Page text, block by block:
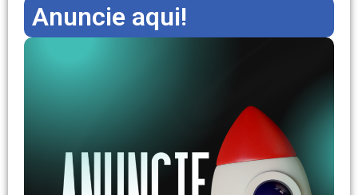
Anuncie aqui!